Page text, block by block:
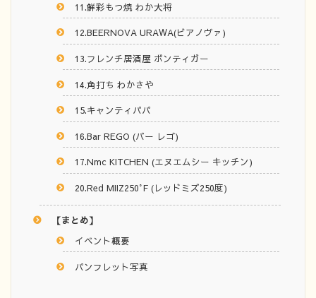
11.鮮彩もつ焼 わか大将
12.BEERNOVA URAWA(ビアノヴァ)
13.フレンチ居酒屋 ボンティガー
14.角打ち わかさや
15.キャンティパパ
16.Bar REGO (バー レゴ)
17.Nmc KITCHEN (エヌエムシー キッチン)
20.Red MIIZ250°F (レッドミズ250度)
【まとめ】
イベント概要
パンフレット写真